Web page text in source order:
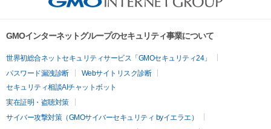
GMOインターネットグループのセキュリティ事業について
世界初総合ネットセキュリティサービス「GMOセキュリティ24」
パスワード漏洩診断
Webサイトリスク診断
セキュリティ相談AIチャットボット
実在証明・盗聴対策
サイバー攻撃対策（GMOサイバーセキュリティ byイエラエ）